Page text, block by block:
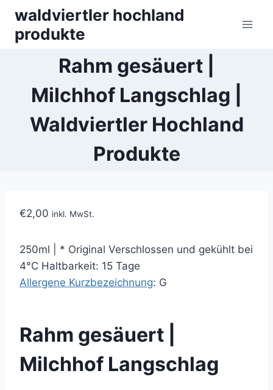
content
waldviertler hochland
produkte
Rahm gesäuert |
Milchhof Langschlag |
Waldviertler Hochland
Produkte
€2,00 inkl. MwSt.
250ml | * Original Verschlossen und gekühlt bei
4°C Haltbarkeit: 15 Tage
Allergene Kurzbezeichnung: G
Rahm gesäuert |
Milchhof Langschlag